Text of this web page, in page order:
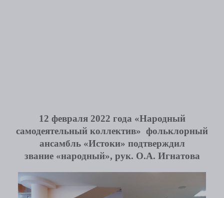
12 февраля 2022 года «Народный
самодеятельный коллектив» фольклорный
ансамбль «Истоки» подтверждил
звание «народный», рук. О.А. Игнатова